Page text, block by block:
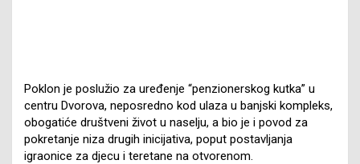
Poklon je poslužio za uređenje “penzionerskog kutka” u
centru Dvorova, neposredno kod ulaza u banjski kompleks,
obogatiće društveni život u naselju, a bio je i povod za
pokretanje niza drugih inicijativa, poput postavljanja
igraonice za djecu i teretane na otvorenom.